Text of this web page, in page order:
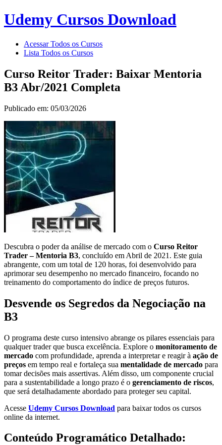
Udemy Cursos Download
Acessar Todos os Cursos
Lista Todos os Cursos
Curso Reitor Trader: Baixar Mentoria
B3 Abr/2021 Completa
Publicado em: 05/03/2026
Descubra o poder da análise de mercado com o Curso Reitor
Trader – Mentoria B3, concluído em Abril de 2021. Este guia
abrangente, com um total de 120 horas, foi desenvolvido para
aprimorar seu desempenho no mercado financeiro, focando no
treinamento do comportamento do índice de preços futuros.
Desvende os Segredos da Negociação na
B3
O programa deste curso intensivo abrange os pilares essenciais para
qualquer trader que busca excelência. Explore o monitoramento de
mercado com profundidade, aprenda a interpretar e reagir à ação de
preços em tempo real e fortaleça sua mentalidade de mercado para
tomar decisões mais assertivas. Além disso, um componente crucial
para a sustentabilidade a longo prazo é o gerenciamento de riscos,
que será detalhadamente abordado para proteger seu capital.
Acesse Udemy Cursos Download para baixar todos os cursos
online da internet.
Conteúdo Programático Detalhado: